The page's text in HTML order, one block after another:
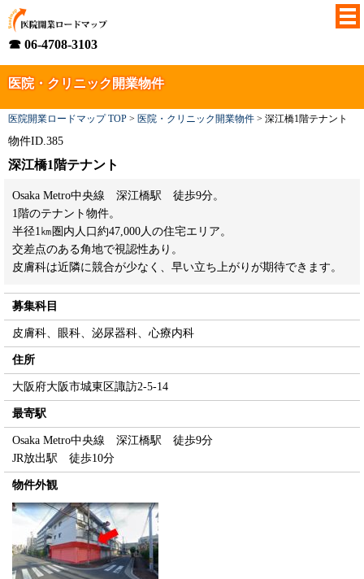
☎ 06-4708-3103
医院・クリニック開業物件
医院開業ロードマップ TOP > 医院・クリニック開業物件 > 深江橋1階テナント
物件ID.385
深江橋1階テナント
Osaka Metro中央線 深江橋駅 徒歩9分。
1階のテナント物件。
半径1㎞圏内人口約47,000人の住宅エリア。
交差点のある角地で視認性あり。
皮膚科は近隣に競合が少なく、早い立ち上がりが期待できます。
募集科目
皮膚科、眼科、泌尿器科、心療内科
住所
大阪府大阪市城東区諏訪2-5-14
最寄駅
Osaka Metro中央線 深江橋駅 徒歩9分
JR放出駅 徒歩10分
物件外観